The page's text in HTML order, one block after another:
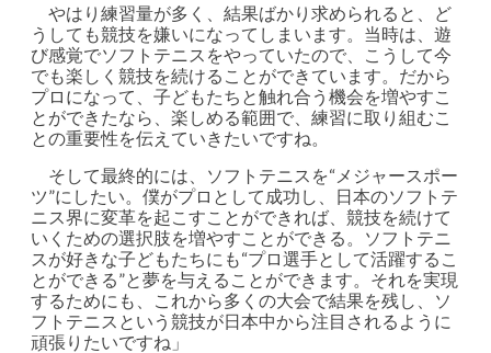
やはり練習量が多く、結果ばかり求められると、ど
うしても競技を嫌いになってしまいます。当時は、遊
び感覚でソフトテニスをやっていたので、こうして今
でも楽しく競技を続けることができています。だから
プロになって、子どもたちと触れ合う機会を増やすこ
とができたなら、楽しめる範囲で、練習に取り組むこ
との重要性を伝えていきたいですね。
そして最終的には、ソフトテニスを“メジャースポー
ツ”にしたい。僕がプロとして成功し、日本のソフトテ
ニス界に変革を起こすことができれば、競技を続けて
いくための選択肢を増やすことができる。ソフトテニ
スが好きな子どもたちにも“プロ選手として活躍するこ
とができる”と夢を与えることができます。それを実現
するためにも、これから多くの大会で結果を残し、ソ
フトテニスという競技が日本中から注目されるように
頑張りたいですね」